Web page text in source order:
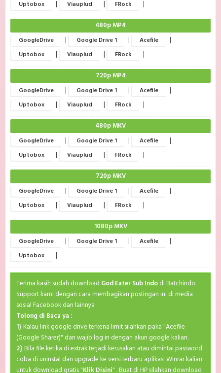
Uptobox | Viauplud | FRock |
480p MP4
GoogleDrive | Google Drive 1 | Acefile |
Uptobox | Viauplud | FRock |
720p MP4
GoogleDrive | Google Drive 1 | Acefile |
Uptobox | Viauplud | FRock |
480p MKV
GoogleDrive | Google Drive 1 | Acefile |
Uptobox | Viauplud | FRock |
720p MKV
GoogleDrive | Google Drive 1 | Acefile |
Uptobox | Viauplud | FRock |
1080p MKV
GoogleDrive | Google Drive 1 | Acefile |
Uptobox |
Terima kasih sudah download God Eater Sub Indodi Batchindo.
Support kami dengan cara membagikan postingan ini di media
sosial Facebook dan lainnya
Tolong di Baca ya :
1} Kalau link google drive terkena limit silahkan paka "Acefile
(Google Sharer)" dan wajib log in dengan akun google kalian.
2} Bila file ketika di extrak terjadi kerusakan atau dimintai password
coba di uninstal dan upgrade ke versi terbaru aplikasi Winrar kalian
untuk download gratis "Klik Disini" . Buat di HP silahkan download